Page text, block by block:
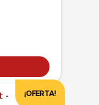
¡OFERTA!